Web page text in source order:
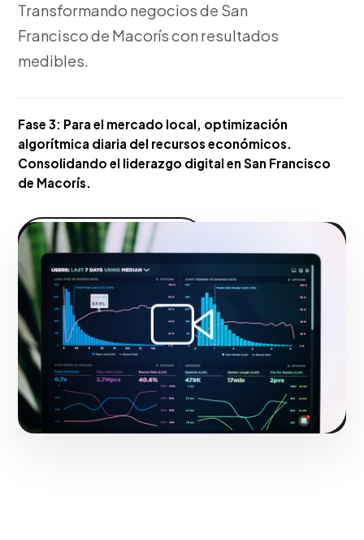
Transformando negocios de San
Francisco de Macorís con resultados
medibles.
Fase 3: Para el mercado local, optimización
algorítmica diaria del recursos económicos.
Consolidando el liderazgo digital en San Francisco
de Macorís.
Hacerlo realidad